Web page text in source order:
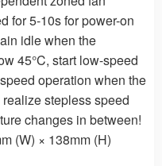
for 5-10s for power-on
idle when the
45°C, start low-speed
operation when the
stepless speed
changes in between!
(W) × 138mm (H)